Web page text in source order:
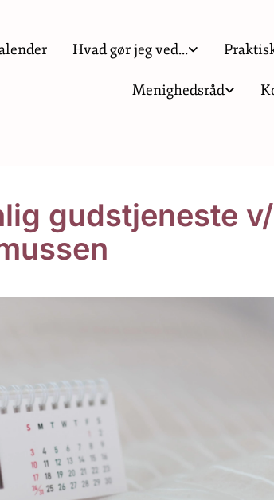
Hvad gør jeg ved...
Menighedsråd
gudstjeneste